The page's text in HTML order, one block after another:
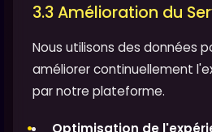
3.3 Amélioration du
Nous utilisons des données
améliorer continuellement
par notre plateforme.
Optimisation de